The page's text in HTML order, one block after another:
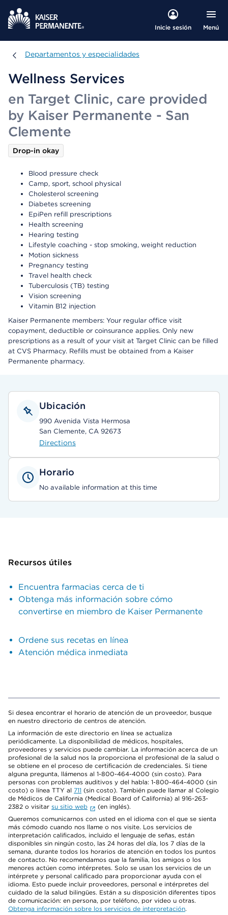
Inicie sesión Menú
Departamentos y especialidades
Departamentos y especialidades
Wellness Services
en Target Clinic, care provided
by Kaiser Permanente - San
Clemente
Drop-in okay
Blood pressure check
Camp, sport, school physical
Cholesterol screening
Diabetes screening
EpiPen refill prescriptions
Health screening
Hearing testing
Lifestyle coaching - stop smoking, weight reduction
Motion sickness
Pregnancy testing
Travel health check
Tuberculosis (TB) testing
Vision screening
Vitamin B12 injection
Kaiser Permanente members: Your regular office visit
copayment, deductible or coinsurance applies. Only new
prescriptions as a result of your visit at Target Clinic can be filled
at CVS Pharmacy. Refills must be obtained from a Kaiser
Permanente pharmacy.
Ubicación
990 Avenida Vista Hermosa
San Clemente, CA 92673
Directions
Horario
No available information at this time
Recursos útiles
Encuentra farmacias cerca de ti
Obtenga más información sobre cómo
convertirse en miembro de Kaiser Permanente
Ordene sus recetas en línea
Atención médica inmediata
Si desea encontrar el horario de atención de un proveedor, busque
en nuestro directorio de centros de atención.
La información de este directorio en línea se actualiza
periódicamente. La disponibilidad de médicos, hospitales,
proveedores y servicios puede cambiar. La información acerca de un
profesional de la salud nos la proporciona el profesional de la salud o
se obtiene en el proceso de certificación de credenciales. Si tiene
alguna pregunta, llámenos al 1-800-464-4000 (sin costo). Para
personas con problemas auditivos y del habla: 1-800-464-4000 (sin
costo) o línea TTY al 711 (sin costo). También puede llamar al Colegio
de Médicos de California (Medical Board of California) al 916-263-
2382 o visitar su sitio web
(en inglés).
Queremos comunicarnos con usted en el idioma con el que se sienta
más cómodo cuando nos llame o nos visite. Los servicios de
interpretación calificados, incluido el lenguaje de señas, están
disponibles sin ningún costo, las 24 horas del día, los 7 días de la
semana, durante todos los horarios de atención en todos los puntos
de contacto. No recomendamos que la familia, los amigos o los
menores actúen como intérpretes. Solo se usan los servicios de un
intérprete y personal calificado para proporcionar ayuda con el
idioma. Esto puede incluir proveedores, personal e intérpretes del
cuidado de la salud bilingües. Están a su disposición diferentes tipos
de comunicación: en persona, por teléfono, por video u otras.
Obtenga información sobre los servicios de interpretación.